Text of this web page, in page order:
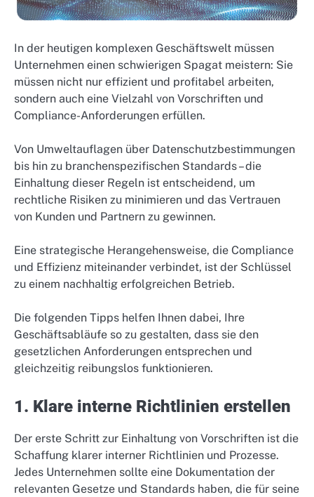
In der heutigen komplexen Geschäftswelt müssen
Unternehmen einen schwierigen Spagat meistern: Sie
müssen nicht nur effizient und profitabel arbeiten,
sondern auch eine Vielzahl von Vorschriften und
Compliance-Anforderungen erfüllen.
Von Umweltauflagen über Datenschutzbestimmungen
bis hin zu branchenspezifischen Standards – die
Einhaltung dieser Regeln ist entscheidend, um
rechtliche Risiken zu minimieren und das Vertrauen
von Kunden und Partnern zu gewinnen.
Eine strategische Herangehensweise, die Compliance
und Effizienz miteinander verbindet, ist der Schlüssel
zu einem nachhaltig erfolgreichen Betrieb.
Die folgenden Tipps helfen Ihnen dabei, Ihre
Geschäftsabläufe so zu gestalten, dass sie den
gesetzlichen Anforderungen entsprechen und
gleichzeitig reibungslos funktionieren.
1. Klare interne Richtlinien erstellen
Der erste Schritt zur Einhaltung von Vorschriften ist die
Schaffung klarer interner Richtlinien und Prozesse.
Jedes Unternehmen sollte eine Dokumentation der
relevanten Gesetze und Standards haben, die für seine